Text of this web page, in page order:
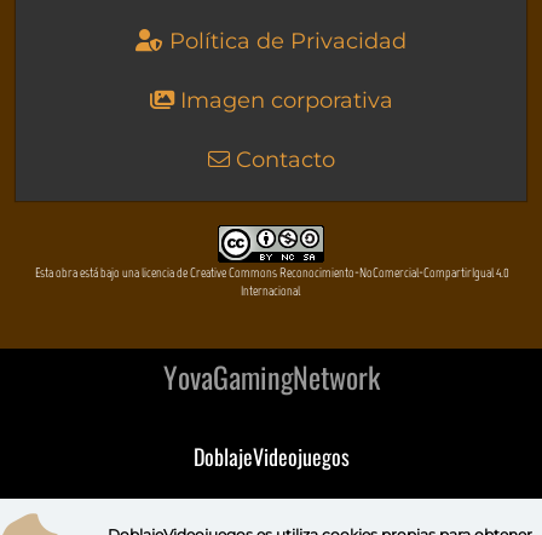
Política de Privacidad
Imagen corporativa
Contacto
Esta obra está bajo una licencia de Creative Commons Reconocimiento-NoComercial-CompartirIgual 4.0
Internacional
YovaGamingNetwork
DoblajeVideojuegos